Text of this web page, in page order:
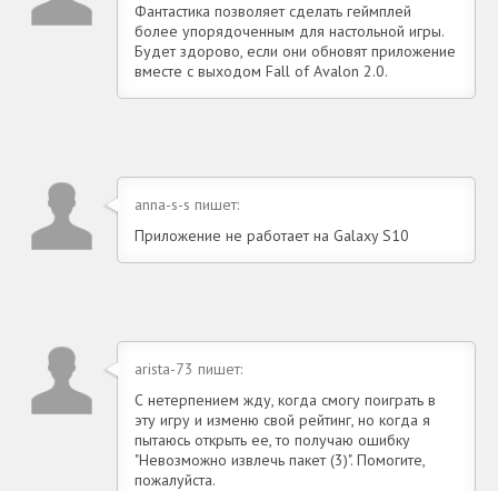
Фантастика позволяет сделать геймплей
более упорядоченным для настольной игры.
Будет здорово, если они обновят приложение
вместе с выходом Fall of Avalon 2.0.
anna-s-s пишет:
Приложение не работает на Galaxy S10
arista-73 пишет:
С нетерпением жду, когда смогу поиграть в
эту игру и изменю свой рейтинг, но когда я
пытаюсь открыть ее, то получаю ошибку
"Невозможно извлечь пакет (3)". Помогите,
пожалуйста.